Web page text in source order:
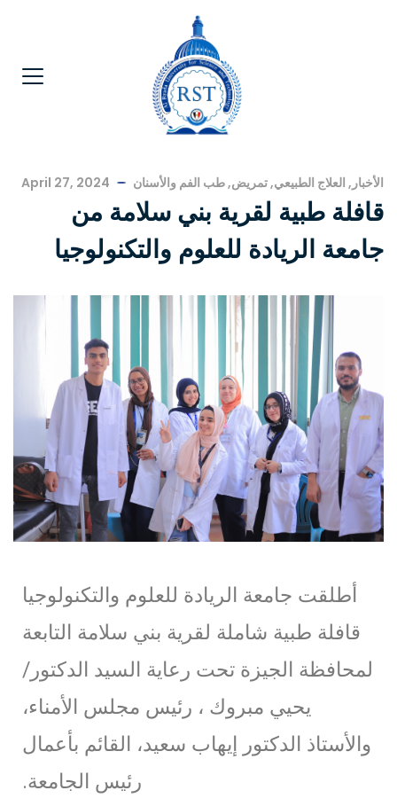
الأخبار , العلاج الطبيعي, تمريض, طب الفم والأسنان April 27, 2024
قافلة طبية لقرية بني سلامة من
جامعة الريادة للعلوم والتكنولوجيا
أطلقت جامعة الريادة للعلوم والتكنولوجيا
قافلة طبية شاملة لقرية بني سلامة التابعة
لمحافظة الجيزة تحت رعاية السيد الدكتور/
يحيي مبروك ، رئيس مجلس الأمناء،
والأستاذ الدكتور إيهاب سعيد، القائم بأعمال
رئيس الجامعة.